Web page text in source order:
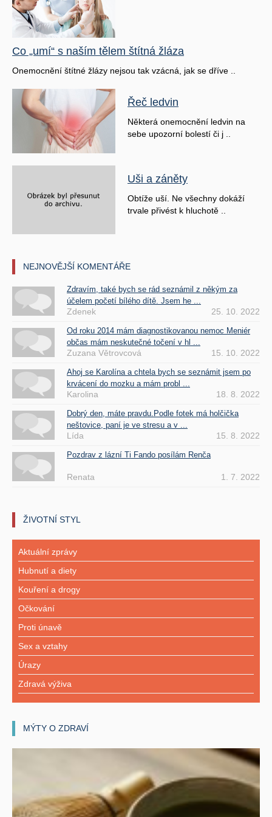
Co „umí“ s naším tělem štítná žláza
Onemocnění štítné žlázy nejsou tak vzácná, jak se dříve ..
Řeč ledvin
Některá onemocnění ledvin na
sebe upozorní bolestí či j ..
Uši a záněty
Obtíže uší. Ne všechny dokáží
trvale přivést k hluchotě ..
NEJNOVĚJŠÍ KOMENTÁŘE
Zdravím, také bych se rád seznámil z někým za
účelem početí bílého dítě. Jsem he ...
Zdenek 25. 10. 2022
Od roku 2014 mám diagnostikovanou nemoc Meniér
občas mám neskutečné točení v hl ...
Zuzana Větrovcová 15. 10. 2022
Ahoj se Karolína a chtela bych se seznámit jsem po
krvácení do mozku a mám probl ...
Karolina 18. 8. 2022
Dobrý den, máte pravdu.Podle fotek má holčička
neštovice, paní je ve stresu a v ...
Lída 15. 8. 2022
Pozdrav z lázní Ti Fando posílám Renča
Renata 1. 7. 2022
ŽIVOTNÍ STYL
Aktuální zprávy
Hubnutí a diety
Kouření a drogy
Očkování
Proti únavě
Sex a vztahy
Úrazy
Zdravá výživa
MÝTY O ZDRAVÍ